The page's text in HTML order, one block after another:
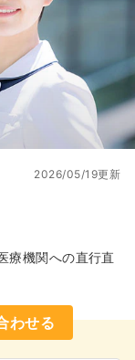
2026/05/19更新
療機関への直行直
わせる